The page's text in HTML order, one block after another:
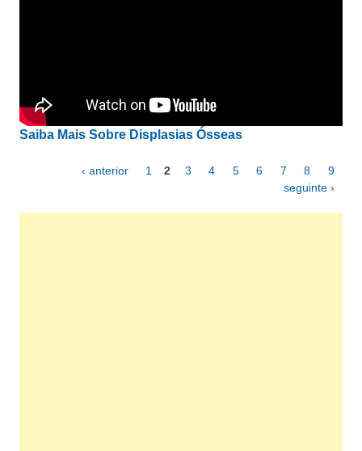
Saiba Mais Sobre Displasias Ósseas
‹ anterior 1 2 3 4 5 6 7 8
9
seguinte ›